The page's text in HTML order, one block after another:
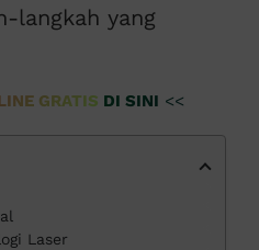
langkah yang
GRATIS DI SINI <<
Laser